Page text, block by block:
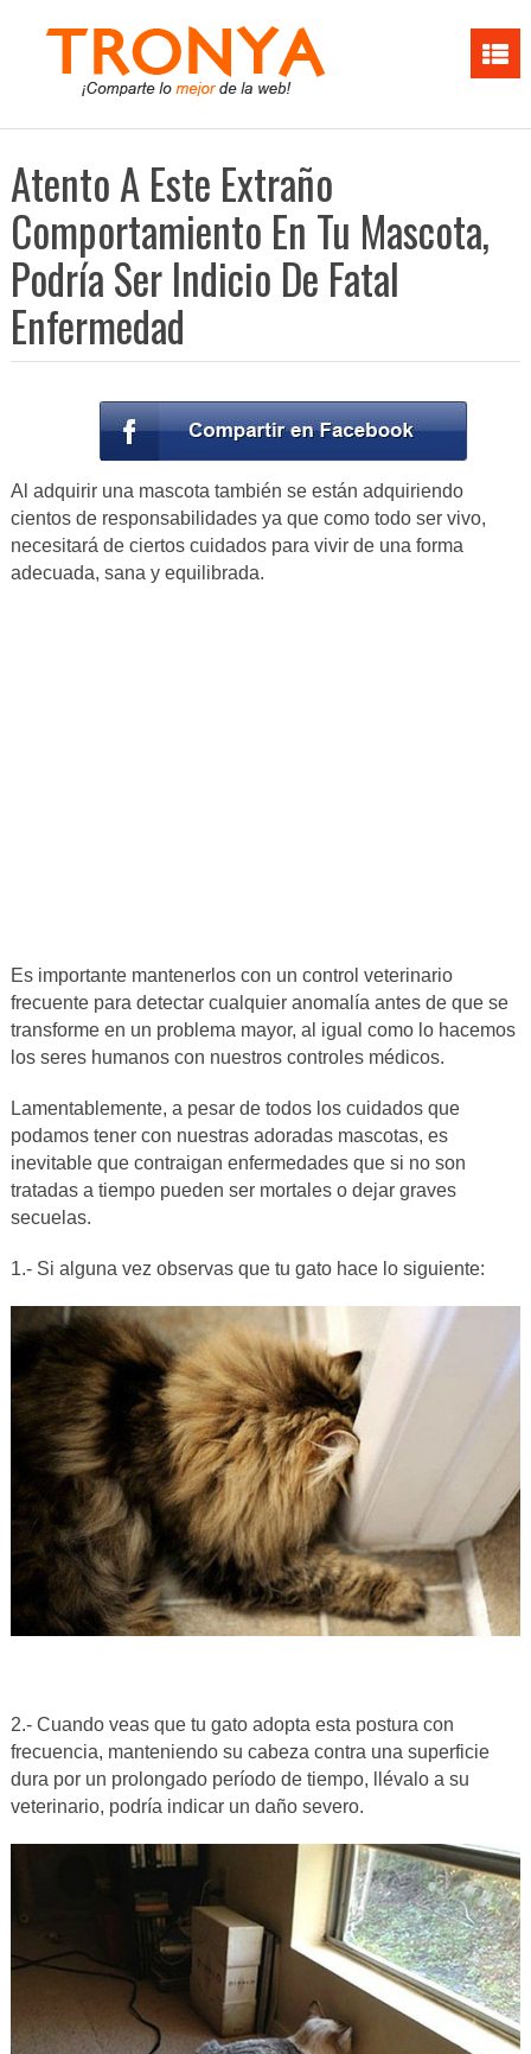
Atento A Este Extraño
Comportamiento En Tu Mascota,
Podría Ser Indicio De Fatal
Enfermedad
Al adquirir una mascota también se están adquiriendo
cientos de responsabilidades ya que como todo ser vivo,
necesitará de ciertos cuidados para vivir de una forma
adecuada, sana y equilibrada.
Es importante mantenerlos con un control veterinario
frecuente para detectar cualquier anomalía antes de que se
transforme en un problema mayor, al igual como lo hacemos
los seres humanos con nuestros controles médicos.
Lamentablemente, a pesar de todos los cuidados que
podamos tener con nuestras adoradas mascotas, es
inevitable que contraigan enfermedades que si no son
tratadas a tiempo pueden ser mortales o dejar graves
secuelas.
1.- Si alguna vez observas que tu gato hace lo siguiente:
2.- Cuando veas que tu gato adopta esta postura con
frecuencia, manteniendo su cabeza contra una superficie
dura por un prolongado período de tiempo, llévalo a su
veterinario, podría indicar un daño severo.